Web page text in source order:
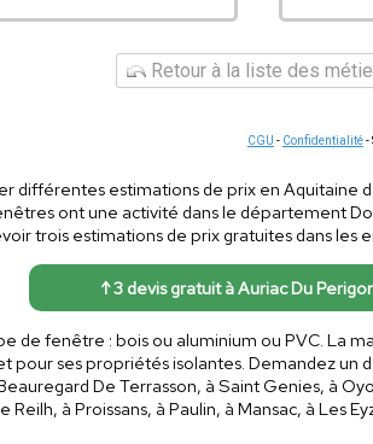
Retour à la liste des
CGU - Confidentialité-
différentes estimations de prix en Aquitaine
ont une activité dans le département
trois estimations de prix gratuites dans les
↑ 3 devis gratuit à Auriac Du
de fenêtre : bois ou aluminium ou PVC. La
pour ses propriétés isolantes. Demandez un
De Terrasson, à Saint Genies, à
Reilh, à Proissans, à Paulin, à Mansac, à Les